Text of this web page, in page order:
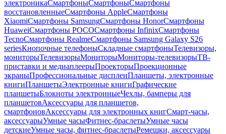
электроникаСмартфоныСмартфоныСмартфоны
восстановленныеСмартфоны AppleСмартфоны
XiaomiСмартфоны SamsungСмартфоны HonorСмартфоны
HuaweiСмартфоны POCOСмартфоны InfinixСмартфоны
TecnoСмартфоны RealmeСмартфоны Samsung Galaxy S26
seriesКнопочные телефоныСкладные смартфоныТелевизоры,
мониторыТелевизорыМониторыМониторы-телевизорыТВ-
приставки и медиаплеерыПроекторыПроекционные
экраныПрофессиональные дисплеиПланшеты, электронные
книгиПланшетыЭлектронные книгиГрафические
планшетыБлокноты электронныеЧехлы, бамперы для
планшетовАксессуары для планшетов,
смартфоновАксессуары для электронных книгСмарт-часы,
аксессуарыУмные часыФитнес-браслетыУмные часы
детскиеУмные часы, фитнес-браслетыРемешки, аксессуары